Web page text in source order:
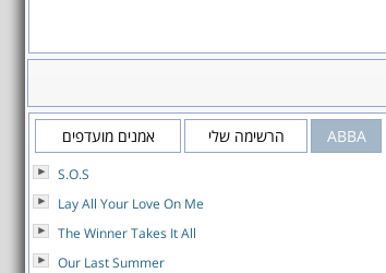
ABBA הרשימה שלי אמנים מועדפים
S.O.S
Lay All Your Love On Me
The Winner Takes It All
Our Last Summer